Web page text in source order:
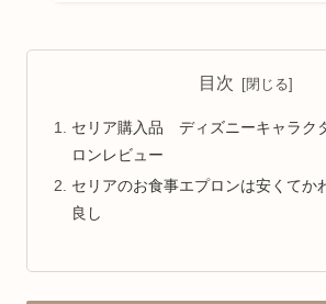
目次
セリア購入品 ディズニーキャラク
ロンレビュー
セリアのお食事エプロンは安くてか
良し